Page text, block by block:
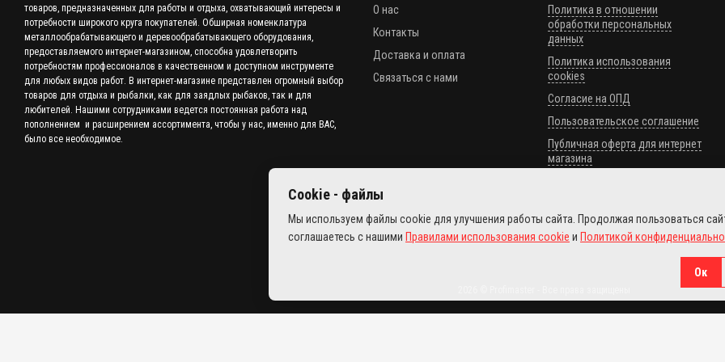
товаров, предназначенных для работы и отдыха, охватывающий интересы и
потребности широкого круга покупателей. Обширная номенклатура
металлообрабатывающего и деревообрабатывающего оборудования,
предоставляемого интернет-магазином, способна удовлетворить
потребностям профессионалов в качественном и доступном инструменте
для любых видов работ. В интернет-магазине представлен огромный выбор
товаров для отдыха и рыбалки, как для заядлых рыбаков, так и для
любителей. Нашими сотрудниками ведется постоянная работа над
пополнением и расширением ассортимента, чтобы у нас, именно для ВАС,
было все необходимое.
О нас
Контакты
Доставка и оплата
Связаться с нами
Политика в отношении
обработки персональных
данных
Политика использования
cookies
Согласие на ОПД
Пользовательское соглашение
Публичная оферта для интернет
магазина
Cookie - файлы
Мы используем файлы cookie для улучшения работы сайта. Продолжая пользоваться
соглашаетесь с нашими Правилами использования cookie и Политикой
Ок